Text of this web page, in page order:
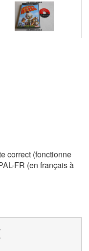
correct (fonctionne
FR (en français à